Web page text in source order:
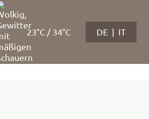
23°C / 34°C DE IT